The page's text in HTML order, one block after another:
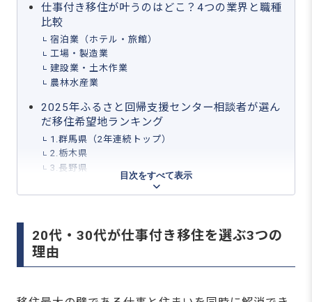
仕事付き移住が叶うのはどこ？4つの業界と職種
比較
宿泊業（ホテル・旅館）
工場・製造業
建設業・土木作業
農林水産業
2025年ふるさと回帰支援センター相談者が選ん
だ移住希望地ランキング
1.群馬県（2年連続トップ）
2.栃木県
3.長野県
理想の仕事付き移住先を見つける3つの探し方
3.転職エージェントに相談して紹介してもらう
仕事付き移住ならホテル・旅館の宿泊業がおす
目次をすべて表示
20代・30代が仕事付き移住を選ぶ3つの
理由